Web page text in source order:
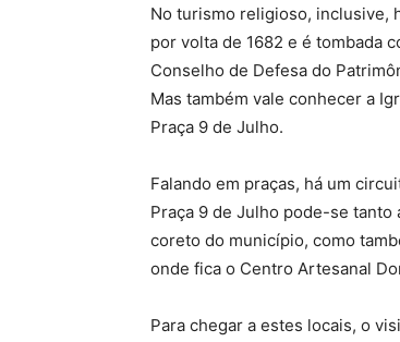
No turismo religioso, inclusive,
por volta de 1682 e é tombada
Conselho de Defesa do
Mas também vale conhecer a
Praça 9 de Julho.
Falando em praças, há um
Praça 9 de Julho pode-se tanto
coreto do município, como
onde fica o Centro Artesanal
Para chegar a estes locais, o